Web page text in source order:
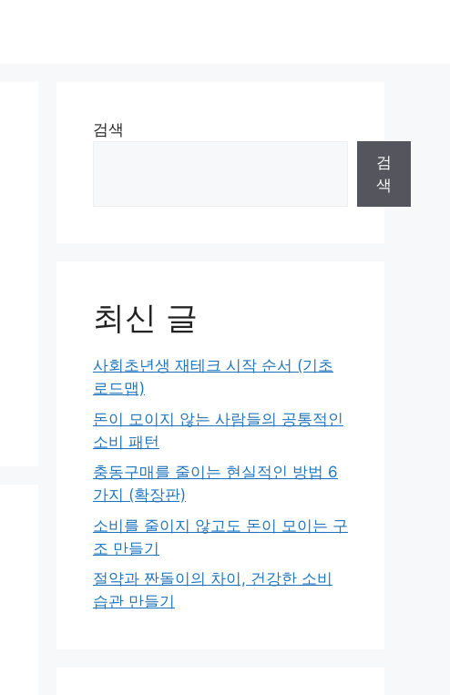
검색
검
색
최신 글
사회초년생 재테크 시작 순서 (기초
로드맵)
돈이 모이지 않는 사람들의 공통적인
소비 패턴
충동구매를 줄이는 현실적인 방법 6
가지 (확장판)
소비를 줄이지 않고도 돈이 모이는 구
조 만들기
절약과 짠돌이의 차이, 건강한 소비
습관 만들기